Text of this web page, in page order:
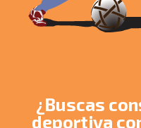
¿Buscas
deportiva